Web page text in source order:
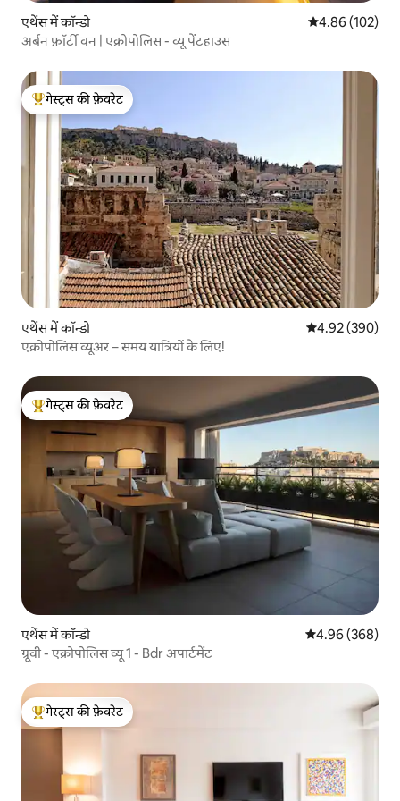
एथेंस में कॉन्डो औसत रेटिंग 5 में से
4.86 (102)
अर्बन फ़ॉर्टी वन | एक्रोपोलिस - व्यू पेंटहाउस
गेस्ट्स का टॉप फ़ेवरेट
गेस्ट्स की फ़ेवरेट
एथेंस में कॉन्डो औसत रेटिंग 5 में से
4.92 (390)
एक्रोपोलिस व्यूअर – समय यात्रियों के लिए!
गेस्ट्स का टॉप फ़ेवरेट
गेस्ट्स की फ़ेवरेट
एथेंस में कॉन्डो औसत रेटिंग 5 में से
4.96 (368)
ग्रूवी - एक्रोपोलिस व्यू 1 - Bdr अपार्टमेंट
गेस्ट्स का टॉप फ़ेवरेट
गेस्ट्स की फ़ेवरेट